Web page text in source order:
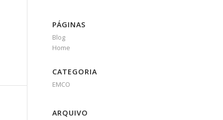
PÁGINAS
Blog
Home
CATEGORIA
EMCO
ARQUIVO